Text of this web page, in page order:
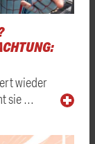
wieder
sie …